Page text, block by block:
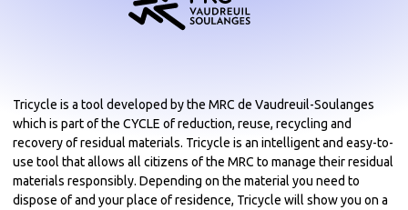
Tricycle is a tool developed by the MRC de Vaudreuil-Soulanges
which is part of the CYCLE of reduction, reuse, recycling and
recovery of residual materials. Tricycle is an intelligent and easy-to-
use tool that allows all citizens of the MRC to manage their residual
materials responsibly. Depending on the material you need to
dispose of and your place of residence, Tricycle will show you on a